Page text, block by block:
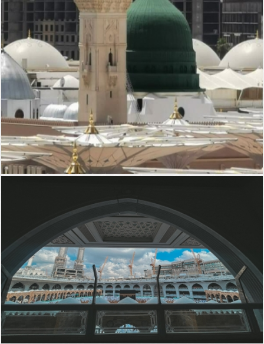
المسجد النبوي الشريف